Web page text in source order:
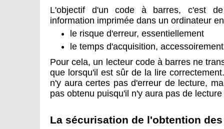
L'objectif d'un code à barres, c'est
information imprimée dans un ordinateur
le risque d'erreur, essentiellement
le temps d'acquisition, accessoirement
Pour cela, un lecteur code à barres ne
que lorsqu'il est sûr de la lire
n'y aura certes pas d'erreur de lecture,
pas obtenu puisqu'il n'y aura pas de lecture
La sécurisation de l'obtention